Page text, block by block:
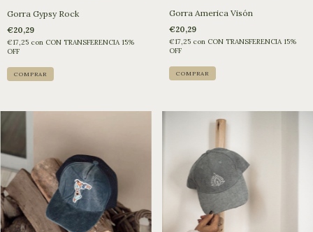
Gorra Gypsy Rock
€20,29
€17,25 con CON TRANSFERENCIA 15%
OFF
Gorra America Visón
€20,29
€17,25 con CON TRANSFERENCIA 15%
OFF